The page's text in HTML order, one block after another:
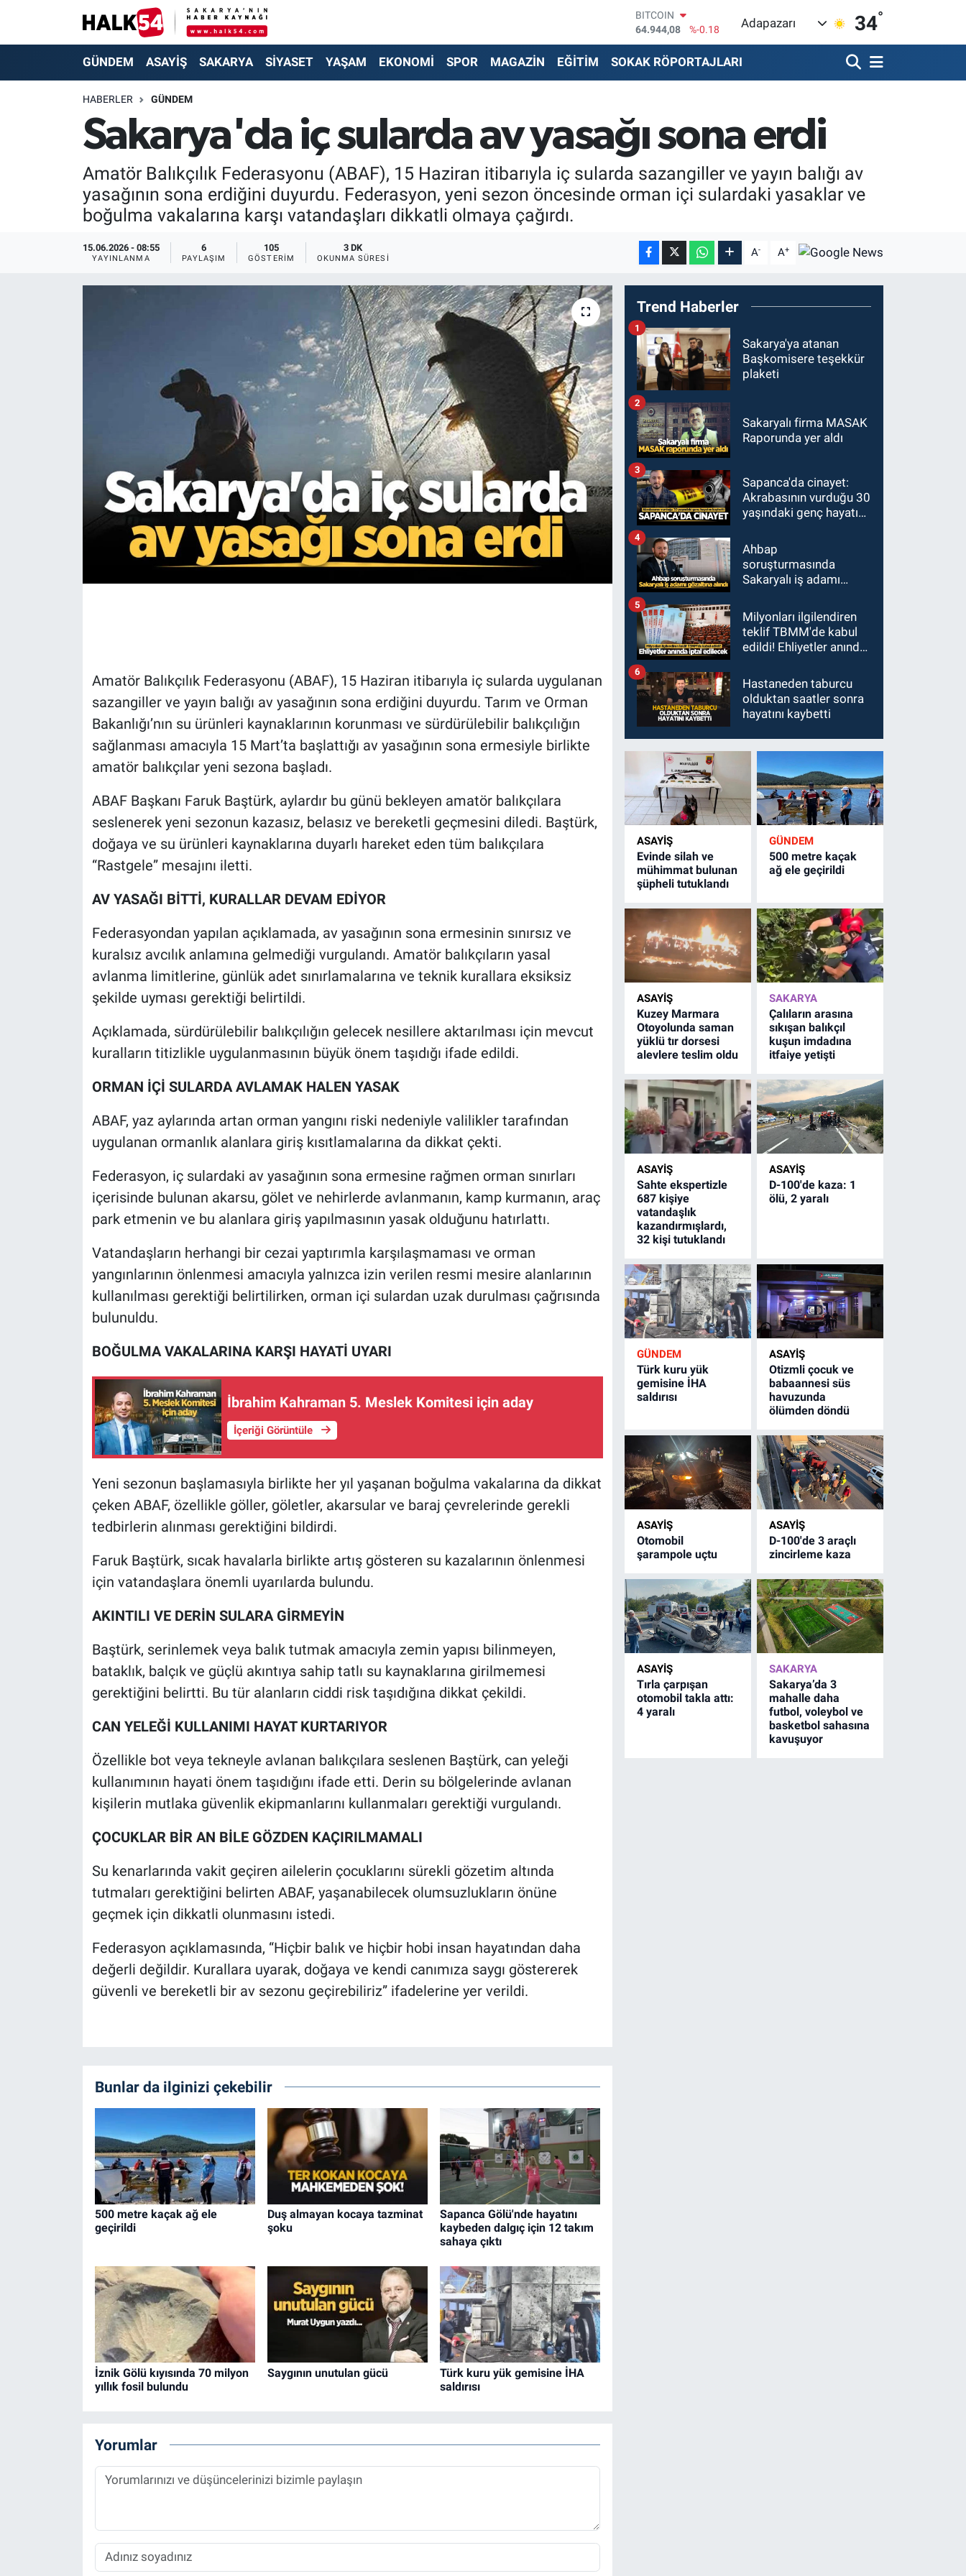
DOLAR
47,7436
%0.18
EURO
55,2510
%0.32
BİST100
13.779
%-14
Adapazarı 34°
GÜNDEM ASAYİŞ SAKARYA SİYASET YAŞAM EKONOMİ SPOR MAGAZİN EĞİTİM SOKAK RÖPORTAJLARI
HABERLER GÜNDEM
Sakarya'da iç sularda av yasağı sona erdi
Amatör Balıkçılık Federasyonu (ABAF), 15 Haziran itibarıyla iç sularda sazangiller ve yayın balığı av
yasağının sona erdiğini duyurdu. Federasyon, yeni sezon öncesinde orman içi sulardaki yasaklar ve
boğulma vakalarına karşı vatandaşları dikkatli olmaya çağırdı.
15.06.2026 - 08:55
YAYINLANMA
6
PAYLAŞIM
105
GÖSTERIM
3 DK
OKUNMA SÜRESI A- A+
Amatör Balıkçılık Federasyonu (ABAF), 15 Haziran itibarıyla iç sularda uygulanan
sazangiller ve yayın balığı av yasağının sona erdiğini duyurdu. Tarım ve Orman
Bakanlığı’nın su ürünleri kaynaklarının korunması ve sürdürülebilir balıkçılığın
sağlanması amacıyla 15 Mart’ta başlattığı av yasağının sona ermesiyle birlikte
amatör balıkçılar yeni sezona başladı.
ABAF Başkanı Faruk Baştürk, aylardır bu günü bekleyen amatör balıkçılara
seslenerek yeni sezonun kazasız, belasız ve bereketli geçmesini diledi. Baştürk,
doğaya ve su ürünleri kaynaklarına duyarlı hareket eden tüm balıkçılara
“Rastgele” mesajını iletti.
AV YASAĞI BİTTİ, KURALLAR DEVAM EDİYOR
Federasyondan yapılan açıklamada, av yasağının sona ermesinin sınırsız ve
kuralsız avcılık anlamına gelmediği vurgulandı. Amatör balıkçıların yasal
avlanma limitlerine, günlük adet sınırlamalarına ve teknik kurallara eksiksiz
şekilde uyması gerektiği belirtildi.
Açıklamada, sürdürülebilir balıkçılığın gelecek nesillere aktarılması için mevcut
kuralların titizlikle uygulanmasının büyük önem taşıdığı ifade edildi.
ORMAN İÇİ SULARDA AVLAMAK HALEN YASAK
ABAF, yaz aylarında artan orman yangını riski nedeniyle valilikler tarafından
uygulanan ormanlık alanlara giriş kısıtlamalarına da dikkat çekti.
Federasyon, iç sulardaki av yasağının sona ermesine rağmen orman sınırları
içerisinde bulunan akarsu, gölet ve nehirlerde avlanmanın, kamp kurmanın, araç
park etmenin ve bu alanlara giriş yapılmasının yasak olduğunu hatırlattı.
Vatandaşların herhangi bir cezai yaptırımla karşılaşmaması ve orman
yangınlarının önlenmesi amacıyla yalnızca izin verilen resmi mesire alanlarının
kullanılması gerektiği belirtilirken, orman içi sulardan uzak durulması çağrısında
bulunuldu.
BOĞULMA VAKALARINA KARŞI HAYATİ UYARI
İbrahim Kahraman 5. Meslek Komitesi için aday
İçeriği Görüntüle
Yeni sezonun başlamasıyla birlikte her yıl yaşanan boğulma vakalarına da dikkat
çeken ABAF, özellikle göller, göletler, akarsular ve baraj çevrelerinde gerekli
tedbirlerin alınması gerektiğini bildirdi.
Faruk Baştürk, sıcak havalarla birlikte artış gösteren su kazalarının önlenmesi
için vatandaşlara önemli uyarılarda bulundu.
AKINTILI VE DERİN SULARA GİRMEYİN
Baştürk, serinlemek veya balık tutmak amacıyla zemin yapısı bilinmeyen,
bataklık, balçık ve güçlü akıntıya sahip tatlı su kaynaklarına girilmemesi
gerektiğini belirtti. Bu tür alanların ciddi risk taşıdığına dikkat çekildi.
CAN YELEĞİ KULLANIMI HAYAT KURTARIYOR
Özellikle bot veya tekneyle avlanan balıkçılara seslenen Baştürk, can yeleği
kullanımının hayati önem taşıdığını ifade etti. Derin su bölgelerinde avlanan
kişilerin mutlaka güvenlik ekipmanlarını kullanmaları gerektiği vurgulandı.
ÇOCUKLAR BİR AN BİLE GÖZDEN KAÇIRILMAMALI
Su kenarlarında vakit geçiren ailelerin çocuklarını sürekli gözetim altında
tutmaları gerektiğini belirten ABAF, yaşanabilecek olumsuzlukların önüne
geçmek için dikkatli olunmasını istedi.
Federasyon açıklamasında, “Hiçbir balık ve hiçbir hobi insan hayatından daha
değerli değildir. Kurallara uyarak, doğaya ve kendi canımıza saygı göstererek
güvenli ve bereketli bir av sezonu geçirebiliriz” ifadelerine yer verildi.
Bunlar da ilginizi çekebilir
500 metre kaçak ağ ele
geçirildi
Duş almayan kocaya tazminat
şoku
Sapanca Gölü'nde hayatını
kaybeden dalgıç için 12 takım
sahaya çıktı
İznik Gölü kıyısında 70 milyon
yıllık fosil bulundu
Saygının unutulan gücü
Türk kuru yük gemisine İHA
saldırısı
Yorumlar
Trend Haberler
Sakarya'ya atanan
Başkomisere teşekkür
plaketi
1
Sakaryalı firma MASAK
Raporunda yer aldı
2
Sapanca'da cinayet:
Akrabasının vurduğu 30
yaşındaki genç hayatını
3
Ahbap
soruşturmasında
Sakaryalı iş adamı
4
Milyonları ilgilendiren
teklif TBMM'de kabul
edildi! Ehliyetler anında
5
Hastaneden taburcu
olduktan saatler sonra
hayatını kaybetti
6
ASAYİŞ
Evinde silah ve
mühimmat bulunan
şüpheli tutuklandı
GÜNDEM
500 metre kaçak
ağ ele geçirildi
ASAYİŞ
Kuzey Marmara
Otoyolunda saman
yüklü tır dorsesi
alevlere teslim oldu
SAKARYA
Çalıların arasına
sıkışan balıkçıl
kuşun imdadına
itfaiye yetişti
ASAYİŞ
Sahte ekspertizle
687 kişiye
vatandaşlık
kazandırmışlardı,
32 kişi tutuklandı
ASAYİŞ
D-100'de kaza: 1
ölü, 2 yaralı
GÜNDEM
Türk kuru yük
gemisine İHA
saldırısı
ASAYİŞ
Otizmli çocuk ve
babaannesi süs
havuzunda
ölümden döndü
ASAYİŞ
Otomobil
şarampole uçtu
ASAYİŞ
D-100'de 3 araçlı
zincirleme kaza
ASAYİŞ
Tırla çarpışan
otomobil takla attı:
4 yaralı
SAKARYA
Sakarya’da 3
mahalle daha
futbol, voleybol ve
basketbol sahasına
kavuşuyor
GÜNDEM
SAKARYA
SİYASET
Adapazarı Nöbetçi Eczaneler
Adapazarı Hava Durumu
Adapazarı Trafik Yoğunluk Haritası
Süper Lig Puan Durumu ve Fikstür
Tüm Manşetler